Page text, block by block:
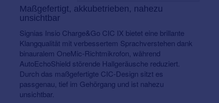
Maßgefertigt, akkubetrieben, nahezu
unsichtbar
Signias Insio Charge&Go CIC IX bietet eine brillante
Klangqualität mit verbessertem Sprachverstehen dank
binauralem OneMic-Richtmikrofon, während
AutoEchoShield störende Hallgeräusche reduziert.
Durch das maßgefertigte CIC-Design sitzt es
passgenau, tief im Gehörgang und ist nahezu
unsichtbar.